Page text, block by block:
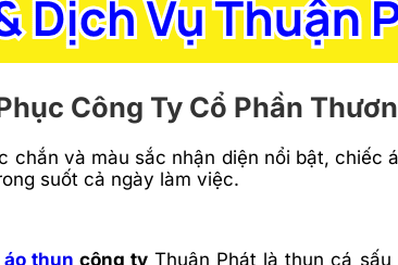
Công Ty Cổ Phần
và màu sắc nhận diện nổi bật, chiếc
suốt cả ngày làm việc.
thun công ty Thuận Phát là thun cá